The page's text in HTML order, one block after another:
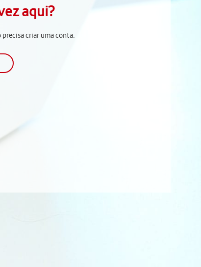
aqui?
criar uma conta.